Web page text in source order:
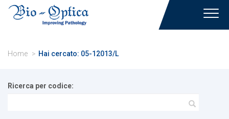
Home Hai cercato: 05-12013/L
Ricerca per codice: